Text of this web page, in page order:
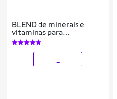
BLEND de minerais e
vitaminas para
performance e vitalidade
120 Cápsulas – Under